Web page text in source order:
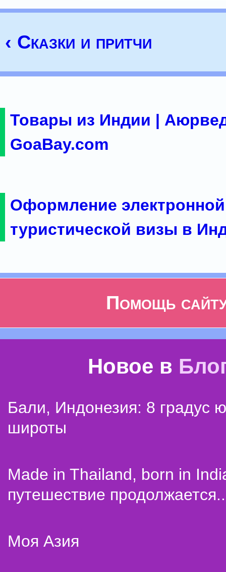
‹ Сказки и притчи
Товары из Индии |
GoaBay.com
Оформление электронной
туристической визы в
Помощь
Новое в
Бали, Индонезия: 8 градус
широты
Made in Thailand, born in
путешествие
Моя Азия